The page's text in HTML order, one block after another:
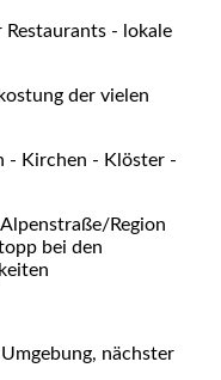
- lokale
der vielen
- Kirchen - Klöster -
Region
bei den
nächster